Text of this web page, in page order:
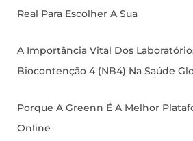
Real Para Escolher A Sua
A Importância Vital Dos
Biocontenção 4 (NB4) Na Saúde
Porque A Greenn É A Melhor
Online